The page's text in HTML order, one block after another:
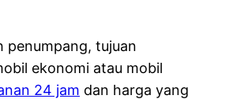
penumpang, tujuan
ekonomi atau mobil
24 jam dan harga yang